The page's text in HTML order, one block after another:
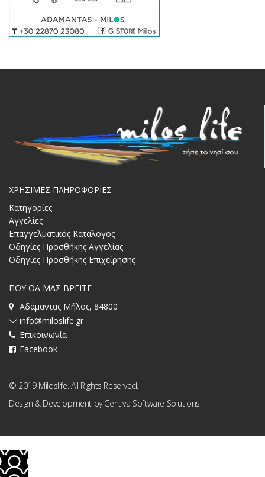
ΧΡΗΣΙΜΕΣ ΠΛΗΡΟΦΟΡΙΕΣ
Κατηγορίες
Αγγελίες
Επαγγελματικός Κατάλογος
Οδηγίες Προσθήκης Αγγελίας
Οδηγίες Προσθήκης Επιχείρησης
ΠΟΥ ΘΑ ΜΑΣ ΒΡΕΙΤΕ
Αδάμαντας Μήλος, 84800
info@miloslife.gr
Επικοινωνία
Facebook
© 2019 Miloslife. All Rights Reserved.
Design & Development byCentiva Software Solutions